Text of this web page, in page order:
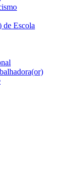
de Escola